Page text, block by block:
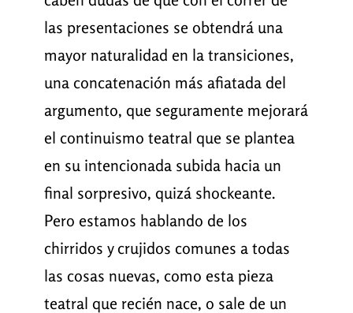
las presentaciones se obtendrá una
mayor naturalidad en la transiciones,
una concatenación más afiatada del
argumento, que seguramente mejorará
el continuismo teatral que se plantea
en su intencionada subida hacia un
final sorpresivo, quizá shockeante.
Pero estamos hablando de los
chirridos y crujidos comunes a todas
las cosas nuevas, como esta pieza
teatral que recién nace, o sale de un